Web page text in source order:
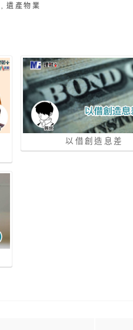
,遺產物業
以借創造息差